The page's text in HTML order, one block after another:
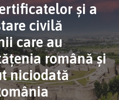
şi a
civilă
care au
română şi
niciodată